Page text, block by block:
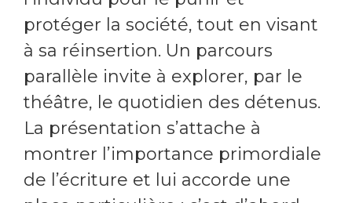
protéger la société, tout en visant
à sa réinsertion. Un parcours
parallèle invite à explorer, par le
théâtre, le quotidien des détenus.
La présentation s’attache à
montrer l’importance primordiale
de l’écriture et lui accorde une